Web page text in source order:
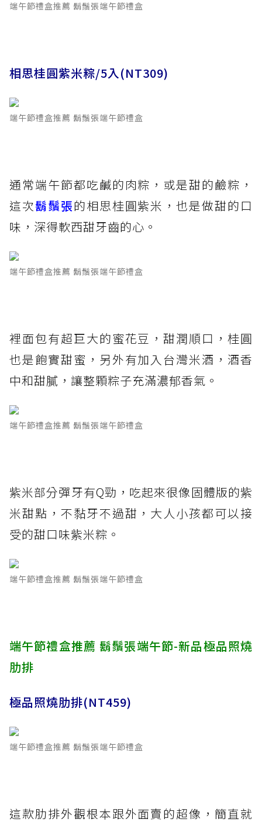
端午節禮盒推薦 鬍鬚張端午節禮盒
相思桂圓紫米粽/5入(NT309)
端午節禮盒推薦 鬍鬚張端午節禮盒
通常端午節都吃鹹的肉粽，或是甜的鹼粽，
這次鬍鬚張的相思桂圓紫米，也是做甜的口
味，深得軟西甜牙齒的心。
端午節禮盒推薦 鬍鬚張端午節禮盒
裡面包有超巨大的蜜花豆，甜潤順口，桂圓
也是飽實甜蜜，另外有加入台灣米酒，酒香
中和甜膩，讓整顆粽子充滿濃郁香氣。
端午節禮盒推薦 鬍鬚張端午節禮盒
紫米部分彈牙有Q勁，吃起來很像固體版的紫
米甜點，不黏牙不過甜，大人小孩都可以接
受的甜口味紫米粽。
端午節禮盒推薦 鬍鬚張端午節禮盒
端午節禮盒推薦 鬍鬚張端午節-新品極品照燒
肋排
極品照燒肋排(NT459)
端午節禮盒推薦 鬍鬚張端午節禮盒
這款肋排外觀根本跟外面賣的超像，簡直就